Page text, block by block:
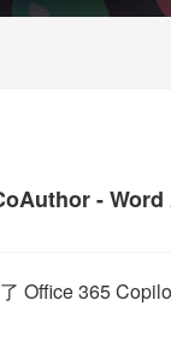
- Word
Office 365